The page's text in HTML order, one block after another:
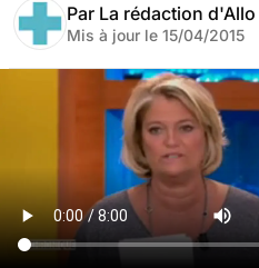
Par La rédaction
Mis à jour le 15/04/2015